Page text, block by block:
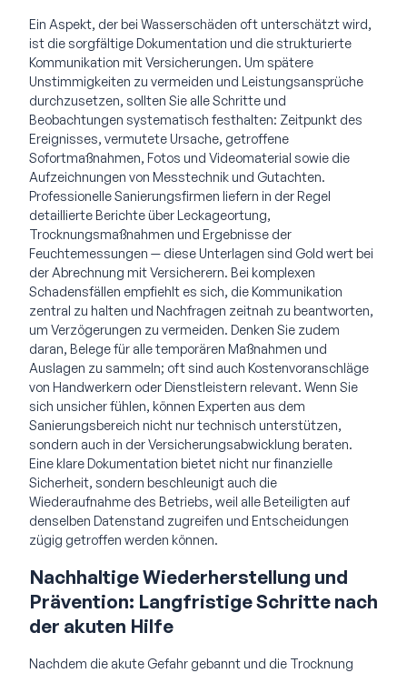
Ein Aspekt, der bei Wasserschäden oft unterschätzt wird,
ist die sorgfältige Dokumentation und die strukturierte
Kommunikation mit Versicherungen. Um spätere
Unstimmigkeiten zu vermeiden und Leistungsansprüche
durchzusetzen, sollten Sie alle Schritte und
Beobachtungen systematisch festhalten: Zeitpunkt des
Ereignisses, vermutete Ursache, getroffene
Sofortmaßnahmen, Fotos und Videomaterial sowie die
Aufzeichnungen von Messtechnik und Gutachten.
Professionelle Sanierungsfirmen liefern in der Regel
detaillierte Berichte über Leckageortung,
Trocknungsmaßnahmen und Ergebnisse der
Feuchtemessungen — diese Unterlagen sind Gold wert bei
der Abrechnung mit Versicherern. Bei komplexen
Schadensfällen empfiehlt es sich, die Kommunikation
zentral zu halten und Nachfragen zeitnah zu beantworten,
um Verzögerungen zu vermeiden. Denken Sie zudem
daran, Belege für alle temporären Maßnahmen und
Auslagen zu sammeln; oft sind auch Kostenvoranschläge
von Handwerkern oder Dienstleistern relevant. Wenn Sie
sich unsicher fühlen, können Experten aus dem
Sanierungsbereich nicht nur technisch unterstützen,
sondern auch in der Versicherungsabwicklung beraten.
Eine klare Dokumentation bietet nicht nur finanzielle
Sicherheit, sondern beschleunigt auch die
Wiederaufnahme des Betriebs, weil alle Beteiligten auf
denselben Datenstand zugreifen und Entscheidungen
zügig getroffen werden können.
Nachhaltige Wiederherstellung und
Prävention: Langfristige Schritte nach
der akuten Hilfe
Nachdem die akute Gefahr gebannt und die Trocknung